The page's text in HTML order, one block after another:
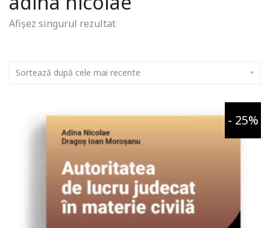
Afișez singurul rezultat
Sortează după cele mai recente
- 25%